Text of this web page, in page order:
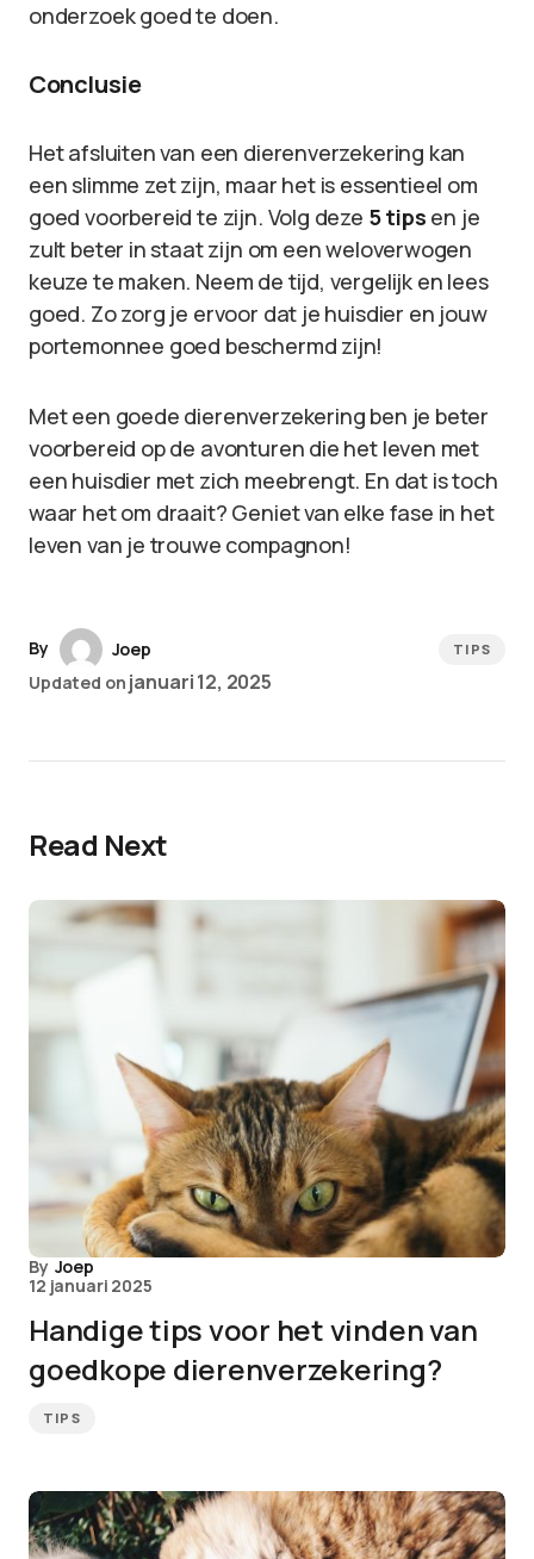
onderzoek goed te doen.
Conclusie
Het afsluiten van een dierenverzekering kan
een slimme zet zijn, maar het is essentieel om
goed voorbereid te zijn. Volg deze 5 tips en je
zult beter in staat zijn om een weloverwogen
keuze te maken. Neem de tijd, vergelijk en lees
goed. Zo zorg je ervoor dat je huisdier en jouw
portemonnee goed beschermd zijn!
Met een goede dierenverzekering ben je beter
voorbereid op de avonturen die het leven met
een huisdier met zich meebrengt. En dat is toch
waar het om draait? Geniet van elke fase in het
leven van je trouwe compagnon!
By
Joep
Updated on januari 12, 2025
TIPS
Read Next
By Joep
12 januari 2025
Handige tips voor het vinden van
goedkope dierenverzekering?
TIPS